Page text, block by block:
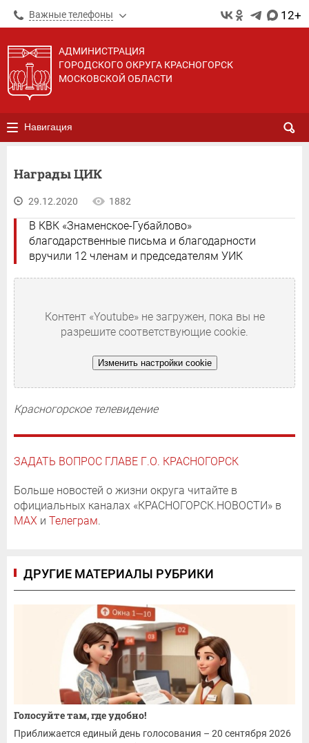
Важные телефоны 12+
АДМИНИСТРАЦИЯ
ГОРОДСКОГО ОКРУГА КРАСНОГОРСК
МОСКОВСКОЙ ОБЛАСТИ
Навигация
Награды ЦИК
29.12.2020 1882
В КВК «Знаменское-Губайлово»
благодарственные письма и благодарности
вручили 12 членам и председателям УИК
Контент «Youtube» не загружен, пока вы не
разрешите соответствующие cookie.
Изменить настройки cookie
Красногорское телевидение
ЗАДАТЬ ВОПРОС ГЛАВЕ Г.О. КРАСНОГОРСК
Больше новостей о жизни округа читайте в
официальных каналах «КРАСНОГОРСК.НОВОСТИ» в
MAX и Телеграм.
ДРУГИЕ МАТЕРИАЛЫ РУБРИКИ
Голосуйте там, где удобно!
Приближается единый день голосования – 20 сентября 2026